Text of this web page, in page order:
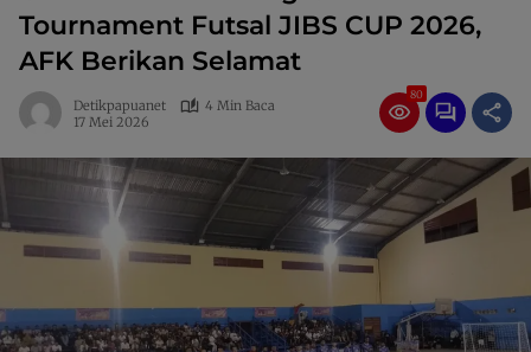
Tournament Futsal JIBS CUP 2026,
AFK Berikan Selamat
Detikpapuanet
4 Min Baca
17 Mei 2026
80